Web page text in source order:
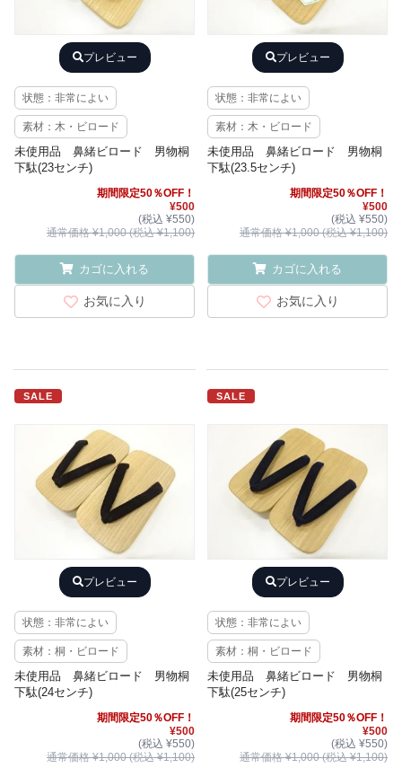
プレビュー
状態：非常によい
素材：木・ビロード
未使用品 鼻緒ビロード 男物桐
下駄(23センチ)
期間限定50％OFF！
¥500
(税込 ¥550)
通常価格 ¥1,000 (税込 ¥1,100)
カゴに入れる
お気に入り
プレビュー
状態：非常によい
素材：木・ビロード
未使用品 鼻緒ビロード 男物桐
下駄(23.5センチ)
期間限定50％OFF！
¥500
(税込 ¥550)
通常価格 ¥1,000 (税込 ¥1,100)
カゴに入れる
お気に入り
SALE
プレビュー
状態：非常によい
素材：桐・ビロード
未使用品 鼻緒ビロード 男物桐
下駄(24センチ)
期間限定50％OFF！
¥500
(税込 ¥550)
通常価格 ¥1,000 (税込 ¥1,100)
SALE
プレビュー
状態：非常によい
素材：桐・ビロード
未使用品 鼻緒ビロード 男物桐
下駄(25センチ)
期間限定50％OFF！
¥500
(税込 ¥550)
通常価格 ¥1,000 (税込 ¥1,100)